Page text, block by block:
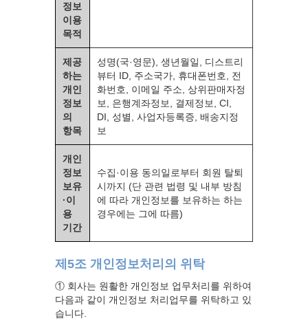
정보
이용
목적
제공
하는
개인
정보
의
항목
성명(국·영문), 생년월일, 디스트리
뷰터 ID, 주소국가, 휴대폰번호, 전
화번호, 이메일 주소, 상위판매자정
보, 은행계좌정보, 결제정보, CI,
DI, 성별, 사업자등록증, 배송지정
보
개인
정보
보유
·이
용
기간
수집·이용 동의일로부터 회원 탈퇴
시까지 (단 관련 법령 및 내부 방침
에 따라 개인정보를 보유하는 하는
경우에는 그에 따름)
제5조 개인정보처리의 위탁
① 회사는 원활한 개인정보 업무처리를 위하여
다음과 같이 개인정보 처리업무를 위탁하고 있
습니다.